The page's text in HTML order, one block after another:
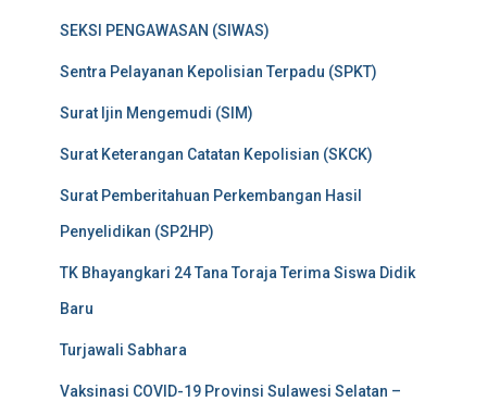
SEKSI PENGAWASAN (SIWAS)
Sentra Pelayanan Kepolisian Terpadu (SPKT)
Surat Ijin Mengemudi (SIM)
Surat Keterangan Catatan Kepolisian (SKCK)
Surat Pemberitahuan Perkembangan Hasil
Penyelidikan (SP2HP)
TK Bhayangkari 24 Tana Toraja Terima Siswa Didik
Baru
Turjawali Sabhara
Vaksinasi COVID-19 Provinsi Sulawesi Selatan –